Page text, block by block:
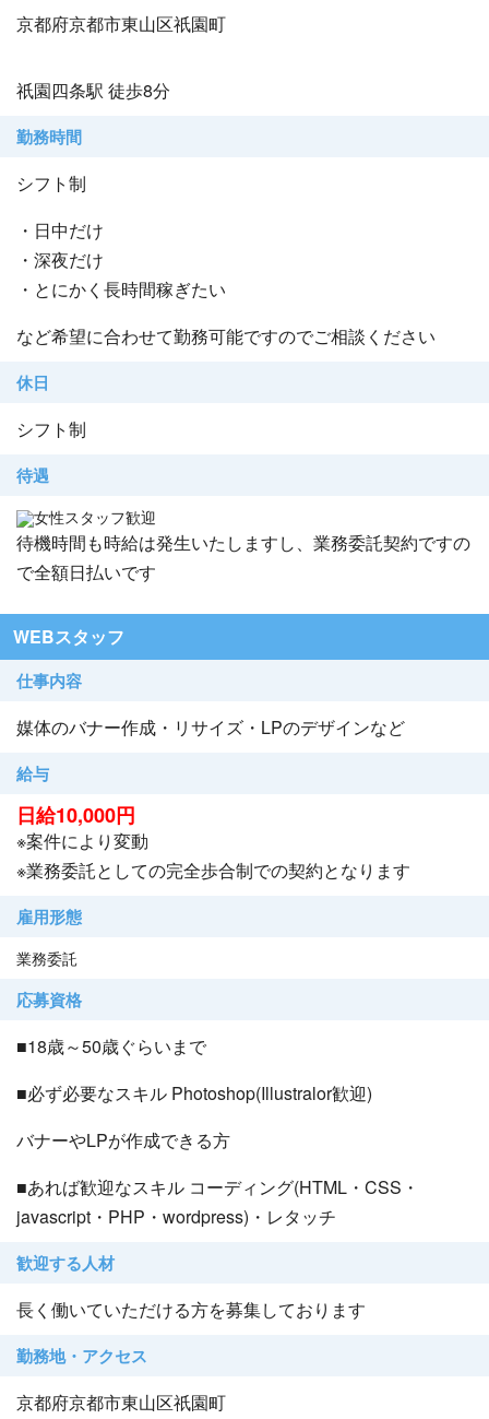
京都府京都市東山区祇園町
祇園四条駅 徒歩8分
勤務時間
シフト制
・日中だけ
・深夜だけ
・とにかく長時間稼ぎたい
など希望に合わせて勤務可能ですのでご相談ください
休日
シフト制
待遇
女性スタッフ歓迎
待機時間も時給は発生いたしますし、業務委託契約ですの
で全額日払いです
WEBスタッフ
仕事内容
媒体のバナー作成・リサイズ・LPのデザインなど
給与
日給10,000円
※案件により変動
※業務委託としての完全歩合制での契約となります
雇用形態
業務委託
応募資格
■18歳～50歳ぐらいまで
■必ず必要なスキル Photoshop(Illustralor歓迎)
バナーやLPが作成できる方
■あれば歓迎なスキル コーディング(HTML・CSS・
javascript・PHP・wordpress)・レタッチ
歓迎する人材
長く働いていただける方を募集しております
勤務地・アクセス
京都府京都市東山区祇園町